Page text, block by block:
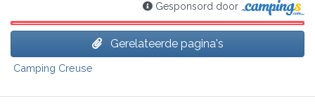
Gesponsord door
Gerelateerde pagina's
Camping Creuse